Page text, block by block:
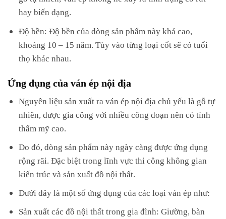
hay biến dạng.
Độ bền: Độ bền của dòng sản phẩm này khá cao,
khoảng 10 – 15 năm. Tùy vào từng loại cốt sẽ có tuổi
thọ khác nhau.
Ứng dụng của ván ép nội địa
Nguyên liệu sản xuất ra ván ép nội địa chủ yếu là gỗ tự
nhiên, được gia công với nhiều công đoạn nên có tính
thẩm mỹ cao.
Do đó, dòng sản phẩm này ngày càng được ứng dụng
rộng rãi. Đặc biệt trong lĩnh vực thi công không gian
kiến trúc và sản xuất đồ nội thất.
Dưới đây là một số ứng dụng của các loại ván ép như:
Sản xuất các đồ nội thất trong gia đình: Giường, bàn